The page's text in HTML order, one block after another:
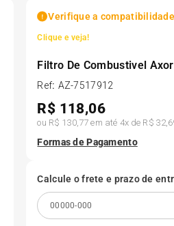
Verifique a
Clique e veja!
Filtro De Combustivel
Ref: AZ-7517912
R$ 118,06
ou R$ 130,77 em até 4x de R$
Formas de Pagamento
Calcule o frete e prazo de
Kit 4 Pneu Xbri Aro 13
175 70r14
185 60r15